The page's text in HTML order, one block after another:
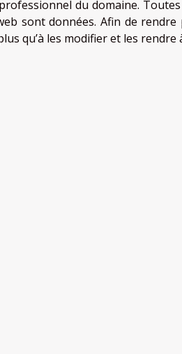
du domaine.
sont données. Afin de
qu’à les modifier et les rendre